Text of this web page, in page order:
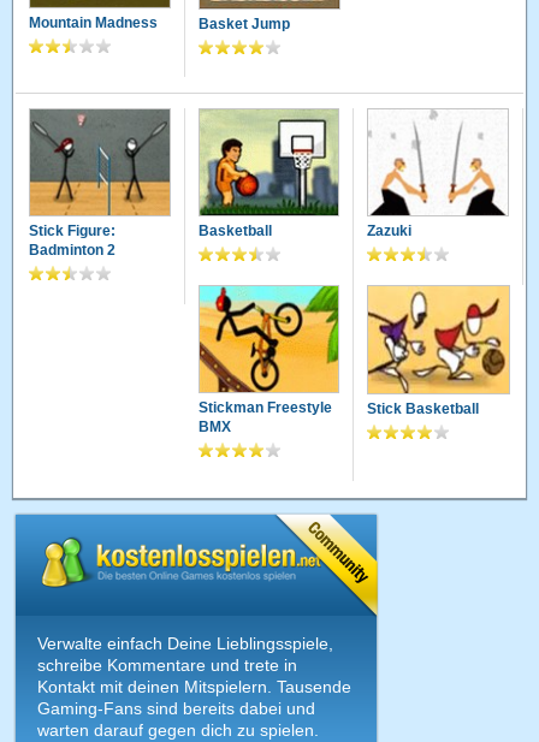
Mountain Madness Basket Jump
Stick Figure:
Badminton 2
Basketball Zazuki
Stickman Freestyle
BMX
Stick Basketball
Verwalte einfach Deine Lieblingsspiele,
schreibe Kommentare und trete in
Kontakt mit deinen Mitspielern. Tausende
Gaming-Fans sind bereits dabei und
warten darauf gegen dich zu spielen.